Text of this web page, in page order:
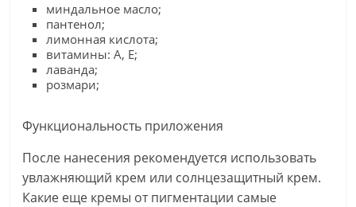
миндальное масло;
пантенол;
лимонная кислота;
витамины: А, Е;
лаванда;
розмари;
Функциональность приложения
После нанесения рекомендуется использовать
увлажняющий крем или солнцезащитный крем.
Какие еще кремы от пигментации самые